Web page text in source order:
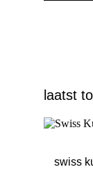
laatst
swiss